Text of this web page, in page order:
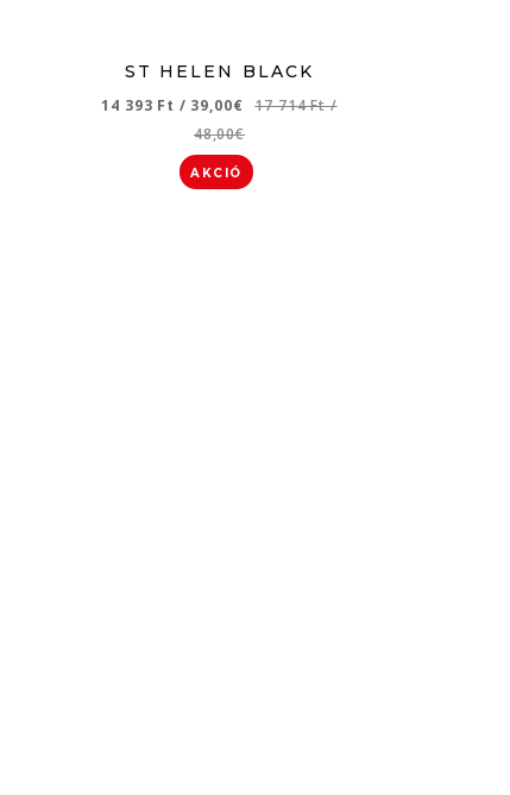
ST HELEN BLACK
14 393 Ft / 39,00€ 17 714 Ft/
48,00€
AKCIÓ